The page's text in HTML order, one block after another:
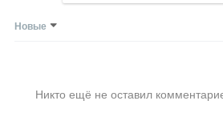
Новые
Никто ещё не оставил